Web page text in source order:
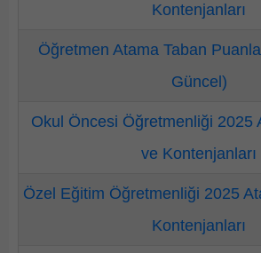
Kontenjanları
Öğretmen Atama Taban
Güncel)
Okul Öncesi Öğretmenliği 2025
ve Kontenjanları
Özel Eğitim Öğretmenliği 2025
Kontenjanları